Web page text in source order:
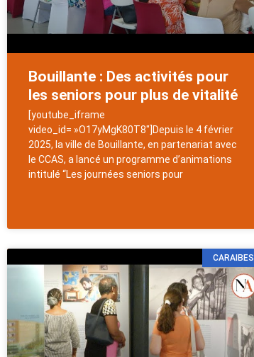
Bouillante : Des activités pour
les seniors pour plus de vitalité
[youtube_iframe
video_id= »O17yMgK80T8″]Depuis le 4 février
2025, la ville de Bouillante, en partenariat avec
le CCAS, a lancé un programme d’animations
intitulé “Les journées seniors pour
CARAIBES